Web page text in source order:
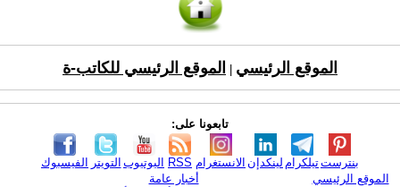
الموقع الرئيسي الموقع الرئيسي للكاتب-ة
تابعونا على:
الفيسبوك التويتر اليوتيوب RSS الانستغرام لينكدإن تيلكرامبنترست
الموقع الرئيسي
أخبار عامة